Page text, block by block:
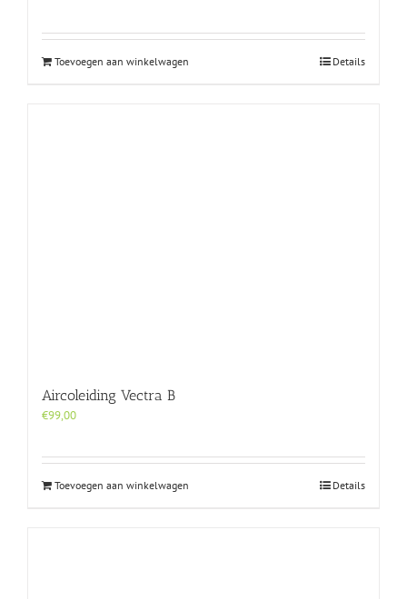
Toevoegen aan winkelwagen Details
Aircoleiding Vectra B
€99,00
Toevoegen aan winkelwagen Details